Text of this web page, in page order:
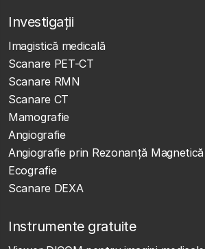
Investigații
Imagistică medicală
Scanare PET-CT
Scanare RMN
Scanare CT
Mamografie
Angiografie
Angiografie prin Rezonanță Magnetică
Ecografie
Scanare DEXA
Instrumente gratuite